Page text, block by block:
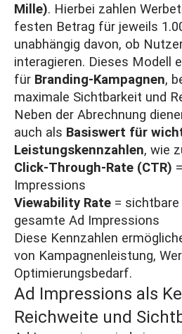
Mille). Hierbei zahlen
festen Betrag für jeweils
unabhängig davon, ob
interagieren. Dieses Modell
für Branding-Kampagnen,
maximale Sichtbarkeit und
Neben der Abrechnung
auch als Basiswert für
Leistungskennzahlen, wie
Click-Through-Rate (CTR)
Impressions
Viewability Rate =
gesamte Ad Impressions
Diese Kennzahlen
von Kampagnenleistung,
Optimierungsbedarf.
Ad Impressions als
Reichweite und